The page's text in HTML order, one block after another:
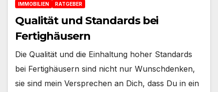
IMMOBILIEN RATGEBER
Qualität und Standards bei
Fertighäusern
Die Qualität und die Einhaltung hoher Standards
bei Fertighäusern sind nicht nur Wunschdenken,
sie sind mein Versprechen an Dich, dass Du in ein